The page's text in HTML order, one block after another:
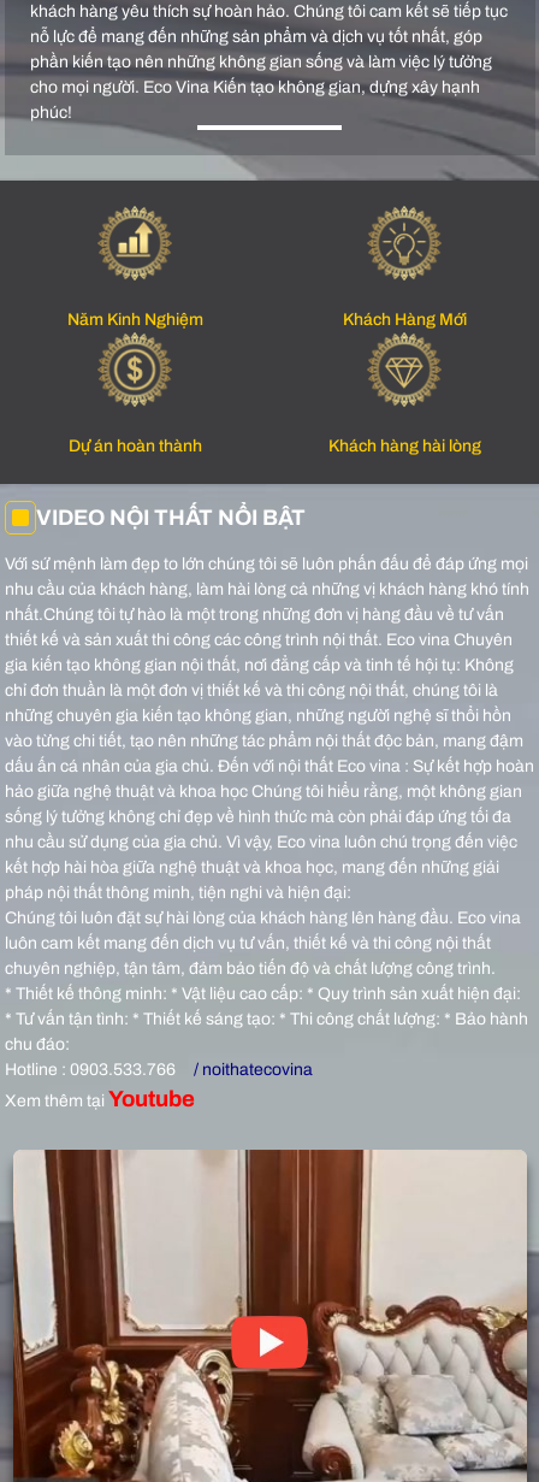
khách hàng yêu thích sự hoàn hảo. Chúng tôi cam kết sẽ tiếp tục
nỗ lực để mang đến những sản phẩm và dịch vụ tốt nhất, góp
phần kiến tạo nên những không gian sống và làm việc lý tưởng
cho mọi người. Eco Vina Kiến tạo không gian, dựng xây hạnh
phúc!
Năm Kinh Nghiệm Khách Hàng Mới
Dự án hoàn thành Khách hàng hài lòng
VIDEO NỘI THẤT NỔI BẬT
Với sứ mệnh làm đẹp to lớn chúng tôi sẽ luôn phấn đấu để đáp ứng mọi
nhu cầu của khách hàng, làm hài lòng cả những vị khách hàng khó tính
nhất.Chúng tôi tự hào là một trong những đơn vị hàng đầu về tư vấn
thiết kế và sản xuất thi công các công trình nội thất. Eco vina Chuyên
gia kiến tạo không gian nội thất, nơi đẳng cấp và tinh tế hội tụ: Không
chỉ đơn thuần là một đơn vị thiết kế và thi công nội thất, chúng tôi là
những chuyên gia kiến tạo không gian, những người nghệ sĩ thổi hồn
vào từng chi tiết, tạo nên những tác phẩm nội thất độc bản, mang đậm
dấu ấn cá nhân của gia chủ. Đến với nội thất Eco vina : Sự kết hợp hoàn
hảo giữa nghệ thuật và khoa học Chúng tôi hiểu rằng, một không gian
sống lý tưởng không chỉ đẹp về hình thức mà còn phải đáp ứng tối đa
nhu cầu sử dụng của gia chủ. Vì vậy, Eco vina luôn chú trọng đến việc
kết hợp hài hòa giữa nghệ thuật và khoa học, mang đến những giải
pháp nội thất thông minh, tiện nghi và hiện đại:
Chúng tôi luôn đặt sự hài lòng của khách hàng lên hàng đầu. Eco vina
luôn cam kết mang đến dịch vụ tư vấn, thiết kế và thi công nội thất
chuyên nghiệp, tận tâm, đảm bảo tiến độ và chất lượng công trình.
* Thiết kế thông minh: * Vật liệu cao cấp: * Quy trình sản xuất hiện đại:
* Tư vấn tận tình: * Thiết kế sáng tạo: * Thi công chất lượng: * Bảo hành
chu đáo:
Hotline : 0903.533.766
/ noithatecovina
Xem thêm tại Youtube